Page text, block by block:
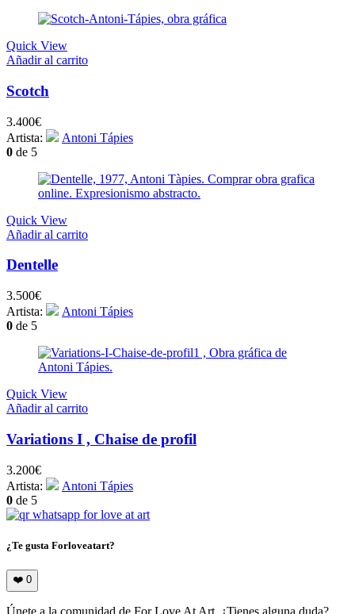
Quick View
Añadir al carrito
Scotch
3.400€
Artista:
Antoni Tápies
0 de 5
Quick View
Añadir al carrito
Dentelle
3.500€
Artista:
Antoni Tápies
0 de 5
Quick View
Añadir al carrito
Variations I , Chaise de profil
3.200€
Artista:
Antoni Tápies
0 de 5
¿Te gusta Forloveatart?
❤️ 0
Únete a la comunidad de For Love At Art, ¿Tienes alguna duda?